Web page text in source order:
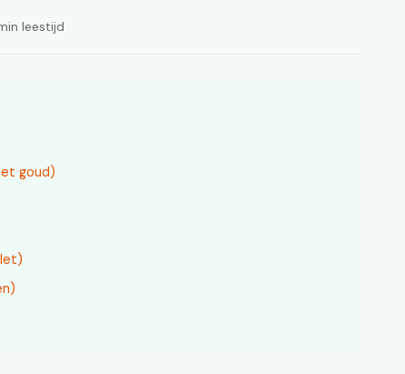
leestijd
goud)